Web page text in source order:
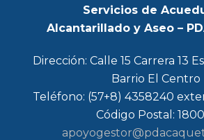
Servicios de
Alcantarillado y Aseo –
Dirección: Calle 15 Carrera 13
Barrio El Centro
Teléfono: (57+8) 4358240
Código Postal: